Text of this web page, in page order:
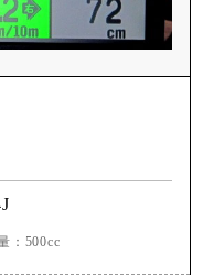
：500cc